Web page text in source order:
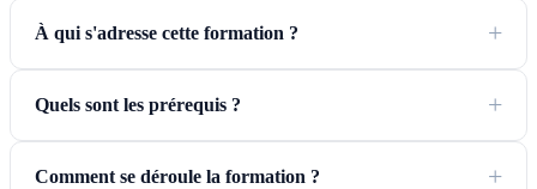
À qui s'adresse cette formation ?
Quels sont les prérequis ?
Comment se déroule la formation ?